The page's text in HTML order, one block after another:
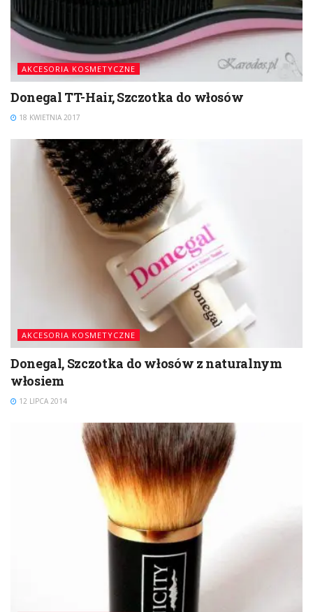
AKCESORIA KOSMETYCZNE
Donegal TT-Hair, Szczotka do włosów
18 KWIETNIA 2017
AKCESORIA KOSMETYCZNE
Donegal, Szczotka do włosów z naturalnym
włosiem
12 LIPCA 2014